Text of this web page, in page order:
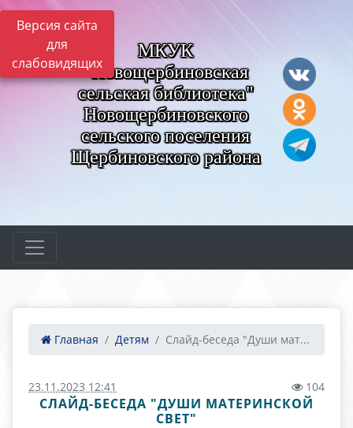
Версия сайта
для
слабовидящих
МКУК
"Новощербиновская
сельская библиотека"
Новощербиновского
сельского поселения
Щербиновского района
Главная Детям Слайд-беседа "Души мат...
23.11.2023 12:41 104
СЛАЙД-БЕСЕДА "ДУШИ МАТЕРИНСКОЙ
СВЕТ"